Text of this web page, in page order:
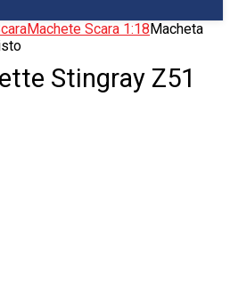
Machete Scara 1:18Macheta
Stingray Z51